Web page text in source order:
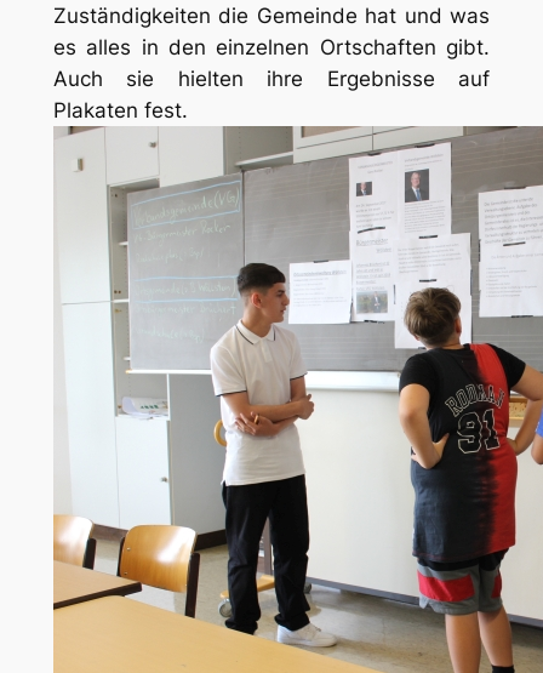
Zuständigkeiten die Gemeinde hat und was
es alles in den einzelnen Ortschaften gibt.
Auch sie hielten ihre Ergebnisse auf
Plakaten fest.